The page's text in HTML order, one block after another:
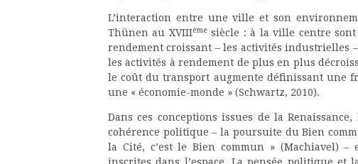
L’interaction entre une ville et son
Thünen au XVIIIèmesiècle : à la ville centre sont
rendement croissant – les activités industrielles
les activités à rendement de plus en plus
le coût du transport augmente définissant une
une « économie-monde » (Schwartz, 2010).
Dans ces conceptions issues de la
cohérence politique – la poursuite du Bien
la Cité, c’est le Bien commun » (Machiavel) –